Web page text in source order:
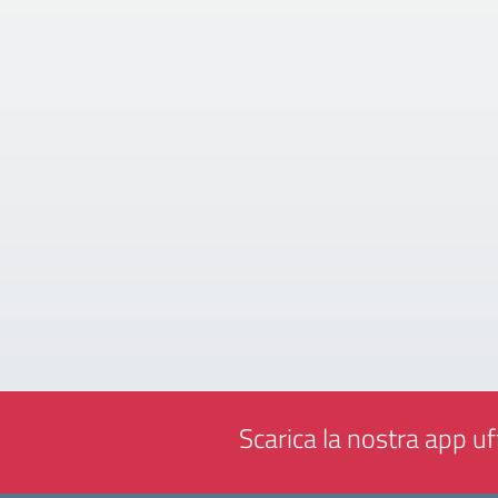
Scarica la nostra app